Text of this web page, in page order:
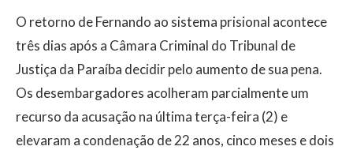
O retorno de Fernando ao sistema prisional acontece
três dias após a Câmara Criminal do Tribunal de
Justiça da Paraíba decidir pelo aumento de sua pena.
Os desembargadores acolheram parcialmente um
recurso da acusação na última terça-feira (2) e
elevaram a condenação de 22 anos, cinco meses e dois